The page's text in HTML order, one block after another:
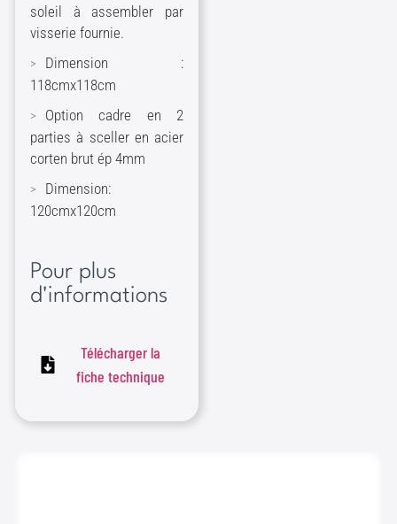
soleil à assembler par
visserie fournie.
Dimension :
118cmx118cm
​Option cadre en 2
parties à sceller en acier
corten brut ép 4mm
Dimension:
120cmx120cm
Pour plus
d'informations
Télécharger la
fiche technique